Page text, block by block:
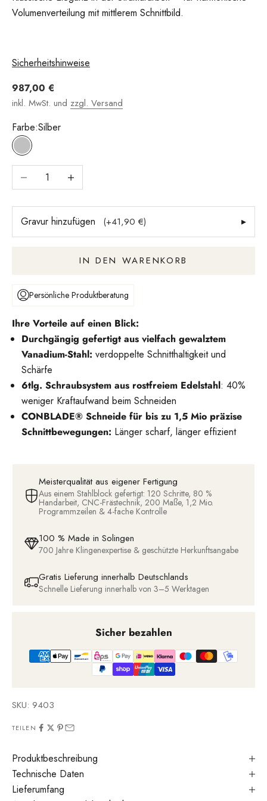
Volumenverteilung mit mittlerem Schnittbild.
Sicherheitshinweise
Angebot
987,00 €
inkl. MwSt. und zzgl. Versand
Farbe:Silber
Silber
Anzahl verringernAnzahl erhöhen
Gravur hinzufügen (+41,90 €) ▸
IN DEN WARENKORB
Persönliche Produktberatung
Ihre Vorteile auf einen Blick:
Durchgängig gefertigt aus vielfach gewalztem
Vanadium-Stahl: verdoppelte Schnitthaltigkeit und
Schärfe
6tlg. Schraubsystem aus rostfreiem Edelstahl: 40%
weniger Kraftaufwand beim Schneiden
CONBLADE® Schneide für bis zu 1,5 Mio präzise
Schnittbewegungen: Länger scharf, länger effizient
Meisterqualität aus eigener Fertigung
Aus einem Stahlblock gefertigt: 120 Schritte, 80 %
Handarbeit, CNC-Frästechnik, 200 Maße, 1,2 Mio.
Programmzeilen & 4-fache Kontrolle
100 % Made in Solingen
700 Jahre Klingenexpertise & geschützte Herkunftsangabe
Gratis Lieferung innerhalb Deutschlands
Schnelle Lieferung innerhalb von 3–5 Werktagen
Sicher bezahlen
SKU: 9403
TEILEN
Produktbeschreibung
Technische Daten
Lieferumfang